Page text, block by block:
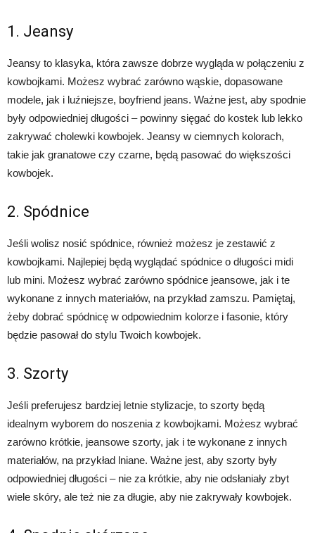
1. Jeansy
Jeansy to klasyka, która zawsze dobrze wygląda w połączeniu z
kowbojkami. Możesz wybrać zarówno wąskie, dopasowane
modele, jak i luźniejsze, boyfriend jeans. Ważne jest, aby spodnie
były odpowiedniej długości – powinny sięgać do kostek lub lekko
zakrywać cholewki kowbojek. Jeansy w ciemnych kolorach,
takie jak granatowe czy czarne, będą pasować do większości
kowbojek.
2. Spódnice
Jeśli wolisz nosić spódnice, również możesz je zestawić z
kowbojkami. Najlepiej będą wyglądać spódnice o długości midi
lub mini. Możesz wybrać zarówno spódnice jeansowe, jak i te
wykonane z innych materiałów, na przykład zamszu. Pamiętaj,
żeby dobrać spódnicę w odpowiednim kolorze i fasonie, który
będzie pasował do stylu Twoich kowbojek.
3. Szorty
Jeśli preferujesz bardziej letnie stylizacje, to szorty będą
idealnym wyborem do noszenia z kowbojkami. Możesz wybrać
zarówno krótkie, jeansowe szorty, jak i te wykonane z innych
materiałów, na przykład lniane. Ważne jest, aby szorty były
odpowiedniej długości – nie za krótkie, aby nie odsłaniały zbyt
wiele skóry, ale też nie za długie, aby nie zakrywały kowbojek.